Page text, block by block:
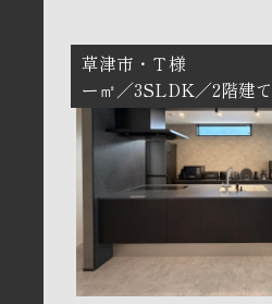
草津市
Ｔ様
ー㎡
3SLDK 2階建て